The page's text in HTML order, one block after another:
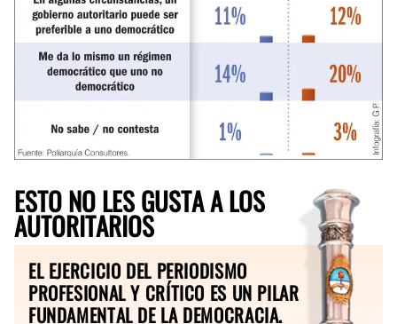
ESTO NO LES GUSTA A LOS
AUTORITARIOS
EL EJERCICIO DEL PERIODISMO
PROFESIONAL Y CRÍTICO ES UN PILAR
FUNDAMENTAL DE LA DEMOCRACIA.